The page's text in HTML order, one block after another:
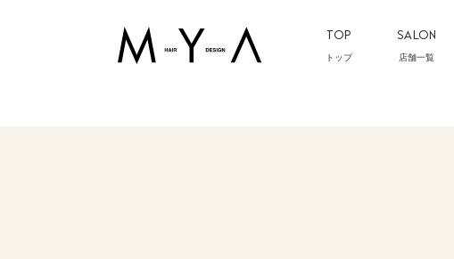
TOP
トップ
SALON
店舗一覧